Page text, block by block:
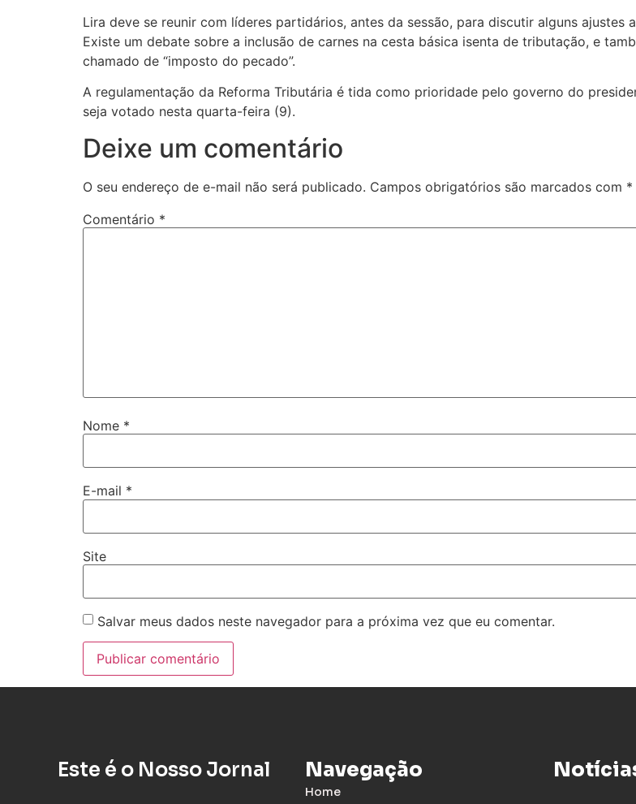
Lira deve se reunir com líderes partidários, antes da sessão, para discutir alguns ajustes
Existe um debate sobre a inclusão de carnes na cesta básica isenta de tributação, e
chamado de “imposto do pecado”.
A regulamentação da Reforma Tributária é tida como prioridade pelo governo do
seja votado nesta quarta-feira (9).
Deixe um comentário
O seu endereço de e-mail não será publicado. Campos obrigatórios são marcados com *
Comentário *
Nome *
E-mail *
Site
Salvar meus dados neste navegador para a próxima vez que eu comentar.
Este é o Nosso Jornal Navegação
Home